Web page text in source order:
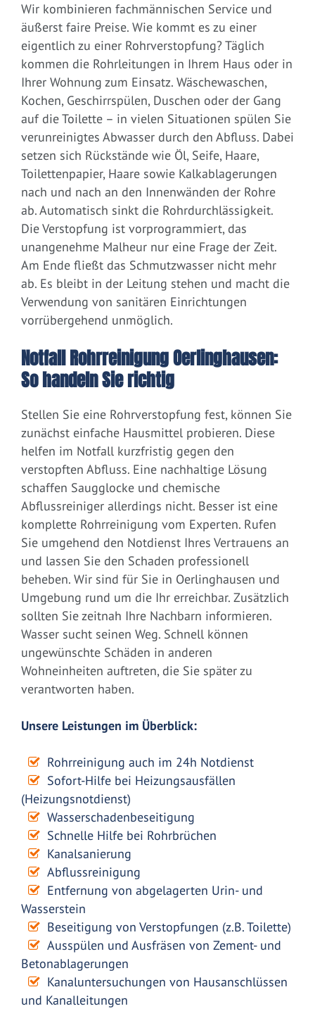
Wir kombinieren fachmännischen Service und
äußerst faire Preise. Wie kommt es zu einer
eigentlich zu einer Rohrverstopfung? Täglich
kommen die Rohrleitungen in Ihrem Haus oder in
Ihrer Wohnung zum Einsatz. Wäschewaschen,
Kochen, Geschirrspülen, Duschen oder der Gang
auf die Toilette – in vielen Situationen spülen Sie
verunreinigtes Abwasser durch den Abfluss. Dabei
setzen sich Rückstände wie Öl, Seife, Haare,
Toilettenpapier, Haare sowie Kalkablagerungen
nach und nach an den Innenwänden der Rohre
ab. Automatisch sinkt die Rohrdurchlässigkeit.
Die Verstopfung ist vorprogrammiert, das
unangenehme Malheur nur eine Frage der Zeit.
Am Ende fließt das Schmutzwasser nicht mehr
ab. Es bleibt in der Leitung stehen und macht die
Verwendung von sanitären Einrichtungen
vorrübergehend unmöglich.
Notfall Rohrreinigung Oerlinghausen:
So handeln Sie richtig
Stellen Sie eine Rohrverstopfung fest, können Sie
zunächst einfache Hausmittel probieren. Diese
helfen im Notfall kurzfristig gegen den
verstopften Abfluss. Eine nachhaltige Lösung
schaffen Saugglocke und chemische
Abflussreiniger allerdings nicht. Besser ist eine
komplette Rohrreinigung vom Experten. Rufen
Sie umgehend den Notdienst Ihres Vertrauens an
und lassen Sie den Schaden professionell
beheben. Wir sind für Sie in Oerlinghausen und
Umgebung rund um die Ihr erreichbar. Zusätzlich
sollten Sie zeitnah Ihre Nachbarn informieren.
Wasser sucht seinen Weg. Schnell können
ungewünschte Schäden in anderen
Wohneinheiten auftreten, die Sie später zu
verantworten haben.
Unsere Leistungen im Überblick:
Rohrreinigung auch im 24h Notdienst
Sofort-Hilfe bei Heizungsausfällen
(Heizungsnotdienst)
Wasserschadenbeseitigung
Schnelle Hilfe bei Rohrbrüchen
Kanalsanierung
Abflussreinigung
Entfernung von abgelagerten Urin- und
Wasserstein
Beseitigung von Verstopfungen (z.B. Toilette)
Ausspülen und Ausfräsen von Zement- und
Betonablagerungen
Kanaluntersuchungen von Hausanschlüssen
und Kanalleitungen